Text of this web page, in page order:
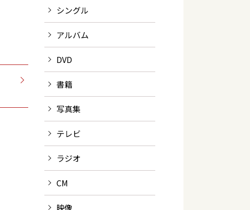
シングル
アルバム
DVD
書籍
写真集
テレビ
ラジオ
CM
映像